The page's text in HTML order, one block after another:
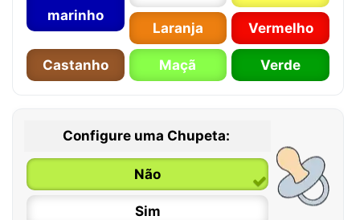
marinho
Laranja Vermelho
Castanho Maçã Verde
Configure uma Chupeta:
Não
Sim